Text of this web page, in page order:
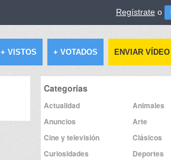
Regístrate o
+ VISTOS + VOTADOS ENVIAR VÍDEO
Categorías
Actualidad
Animales
Anuncios
Arte
Cine y televisión
Clásicos
Curiosidades
Deportes